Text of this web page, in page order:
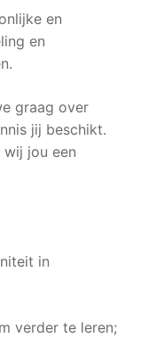
en
en
graag over
jij beschikt.
wij jou een
in
verder te leren;